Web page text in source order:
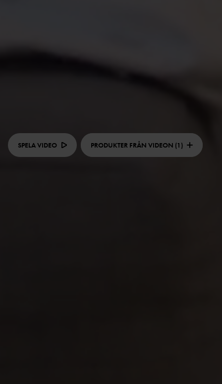
SPELA VIDEO PRODUKTER FRÅN VIDEON (1)